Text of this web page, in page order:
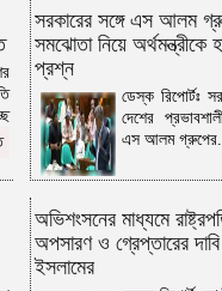
বেতনভাতা বৃদ্ধির দাবীতে
অবরোধ করে শ্রমিকদের বিক্ষোভ
নদীতে ডুবে কিশোরের মৃত্যু
র‍্যাবের অভিযানে অনলাইন
থেকে আটক ৮
জন বাংলাদেশিকে ফেরত পাঠাল
চাকরি দিলেন প্রধানমন্ত্রী
ইয়াবা ও গাঁজা উদ্ধার,
সরকারের সঙ্গে এস আলম
সমঝোতা নিয়ে অর্থমন্ত্রীকে
প্রশ্ন
ডেস্ক রিপোর্টঃ
দেশের
এস আলম
অভিশংসনের মাধ্যমে
অপসারণ ও গ্রেপ্তারের দাবি
ইসলামের